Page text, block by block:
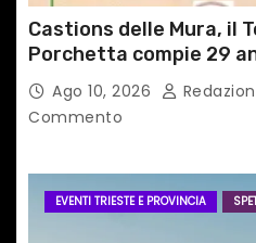
Castions delle Mura, il
Porchetta compie 29
da tutta Italia e
Ago 10, 2026
Commento
EVENTI TRIESTE E PROVINCIA